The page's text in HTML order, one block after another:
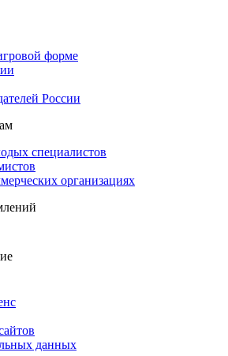
форме
России
специалистов
организациях
данных